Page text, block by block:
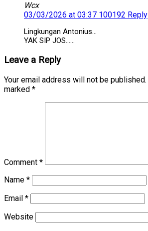
Wcx
03/03/2026 at 03:37 100192 Reply
Lingkungan Antonius…
YAK SIP JOS……
Leave a Reply
Your email address will not be published.
marked *
Comment *
Name *
Email *
Website